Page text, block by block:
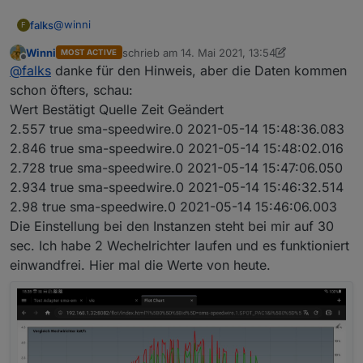
Adapter verzichten.
F falks@winni
Ich lese den WR per Modbus aus. Für eine Live-Anzeige
ist es schöner, kurze Ausleseintervalle zu haben.
der SMA-Speedwire-adapter ist wohl eher als Ersatz für
das Tool "SBFSpot" gedacht. Soweit ich das auf die
Schnelle durchblickt habe, fragt es den WR alle 5 Minuten
ab. Um eine Tagestatistik zu bauen natürlich vollkommen
ausreichend.
Falk
Offline
Winni MOST ACTIVE schrieb am 14. Mai 2021, 13:54
zuletzt editiert von Winni
@falks danke für den Hinweis, aber die Daten kommen
schon öfters, schau:
Wert Bestätigt Quelle Zeit Geändert
2.557 true sma-speedwire.0 2021-05-14 15:48:36.083
2.846 true sma-speedwire.0 2021-05-14 15:48:02.016
2.728 true sma-speedwire.0 2021-05-14 15:47:06.050
2.934 true sma-speedwire.0 2021-05-14 15:46:32.514
2.98 true sma-speedwire.0 2021-05-14 15:46:06.003
Die Einstellung bei den Instanzen steht bei mir auf 30
sec. Ich habe 2 Wechelrichter laufen und es funktioniert
einwandfrei. Hier mal die Werte von heute.